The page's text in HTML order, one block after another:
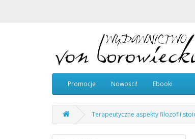
Promocje Nowości! Ebooki
Terapeutyczne aspekty filozofii